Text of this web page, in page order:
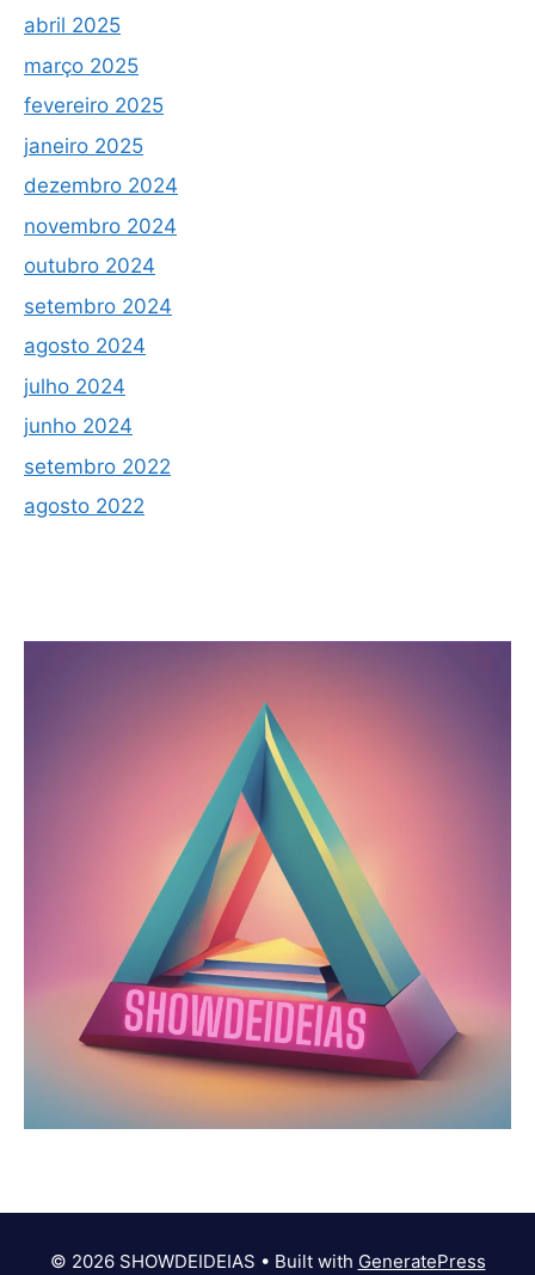
abril 2025
março 2025
fevereiro 2025
janeiro 2025
dezembro 2024
novembro 2024
outubro 2024
setembro 2024
agosto 2024
julho 2024
junho 2024
setembro 2022
agosto 2022
© 2026 SHOWDEIDEIAS • Built with GeneratePress